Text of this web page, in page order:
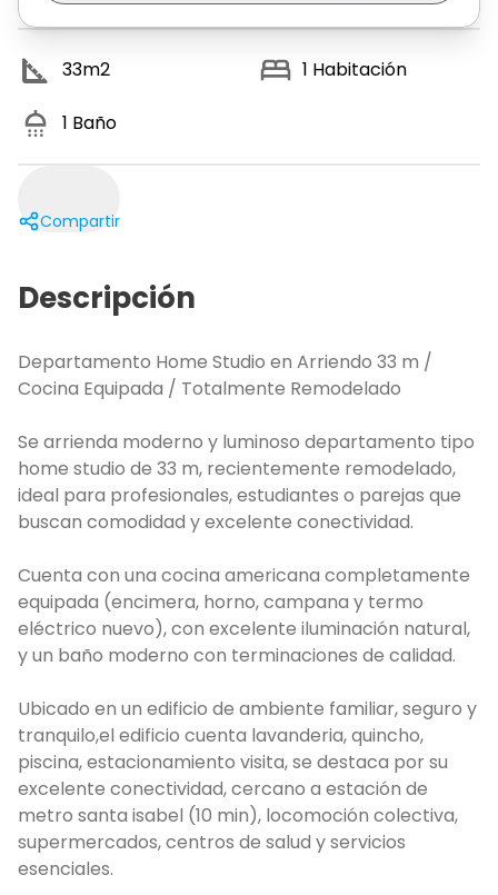
33m2 1 Habitación
1 Baño
Compartir
Descripción
Departamento Home Studio en Arriendo 33 m /
Cocina Equipada / Totalmente Remodelado
Se arrienda moderno y luminoso departamento tipo
home studio de 33 m, recientemente remodelado,
ideal para profesionales, estudiantes o parejas que
buscan comodidad y excelente conectividad.
Cuenta con una cocina americana completamente
equipada (encimera, horno, campana y termo
eléctrico nuevo), con excelente iluminación natural,
y un baño moderno con terminaciones de calidad.
Ubicado en un edificio de ambiente familiar, seguro y
tranquilo,el edificio cuenta lavanderia, quincho,
piscina, estacionamiento visita, se destaca por su
excelente conectividad, cercano a estación de
metro santa isabel (10 min), locomoción colectiva,
supermercados, centros de salud y servicios
esenciales.